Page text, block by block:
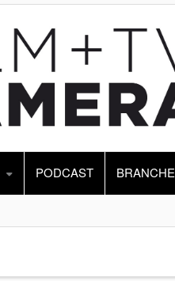
PODCAST BRANCHE